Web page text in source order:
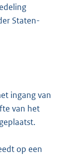
Staten-
ingang van
van het
op een